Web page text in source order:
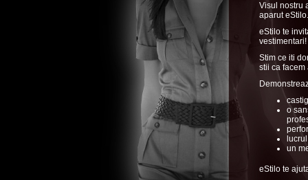
Visul nostru
aparut
eStilo te
vestimentari!
Stim ce iti
stii ca
o
un
eStilo te